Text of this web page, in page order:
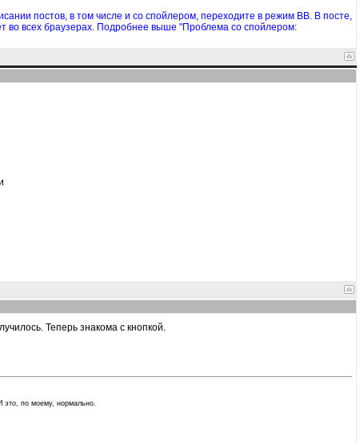
постов, в том числе и со спойлером, переходите в режим BB. В посте,
во всех браузерах. Подробнее выше "Проблема со спойлером:
Теперь знакома с кнопкой.
это, по моему, нормально.